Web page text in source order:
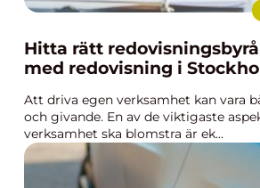
Hitta rätt
med redovisning i
Att driva egen verksamhet kan vara
och givande. En av de viktigaste
verksamhet ska blomstra är ek...